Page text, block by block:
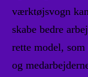
værktøjsvogn
skabe bedre
rette model, som
og